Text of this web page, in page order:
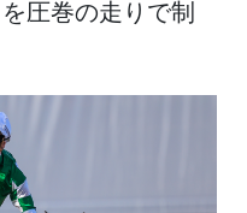
圧巻の走りで制